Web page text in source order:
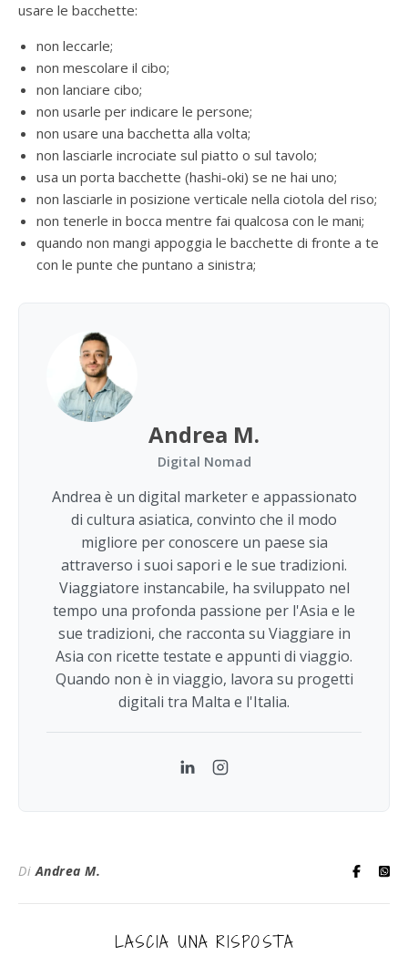
usare le bacchette:
non leccarle;
non mescolare il cibo;
non lanciare cibo;
non usarle per indicare le persone;
non usare una bacchetta alla volta;
non lasciarle incrociate sul piatto o sul tavolo;
usa un porta bacchette (hashi-oki) se ne hai uno;
non lasciarle in posizione verticale nella ciotola del riso;
non tenerle in bocca mentre fai qualcosa con le mani;
quando non mangi appoggia le bacchette di fronte a te
con le punte che puntano a sinistra;
Andrea M.
Digital Nomad
Andrea è un digital marketer e appassionato
di cultura asiatica, convinto che il modo
migliore per conoscere un paese sia
attraverso i suoi sapori e le sue tradizioni.
Viaggiatore instancabile, ha sviluppato nel
tempo una profonda passione per l'Asia e le
sue tradizioni, che racconta su Viaggiare in
Asia con ricette testate e appunti di viaggio.
Quando non è in viaggio, lavora su progetti
digitali tra Malta e l'Italia.
LinkedInInstagram
DiAndrea M.
LASCIA UNA RISPOSTA